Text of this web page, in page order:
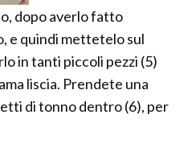
dopo averlo fatto
e quindi mettetelo sul
in tanti piccoli pezzi (5)
liscia. Prendete una
di tonno dentro (6), per